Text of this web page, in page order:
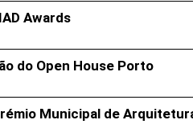
Awards
do Open House Porto
Municipal de